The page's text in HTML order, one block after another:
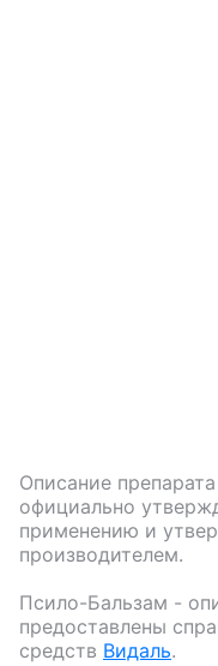
Описание препарата
официально
применению и
производителем.
Псило-Бальзам -
предоставлены
средств Видаль.